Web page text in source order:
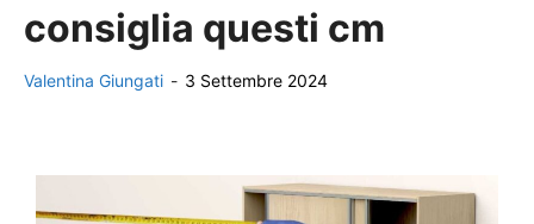
consiglia questi cm
Valentina Giungati - 3 Settembre 2024